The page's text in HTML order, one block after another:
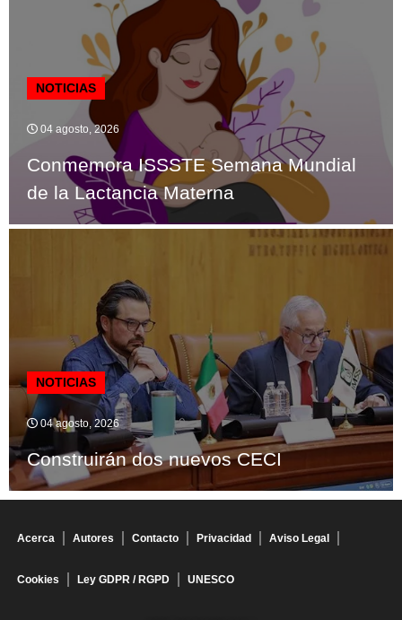
NOTICIAS
04 agosto, 2026
Conmemora ISSSTE Semana Mundial
de la Lactancia Materna
NOTICIAS
04 agosto, 2026
Construirán dos nuevos CECI
Acerca Autores Contacto Privacidad Aviso Legal
Cookies Ley GDPR / RGPD UNESCO